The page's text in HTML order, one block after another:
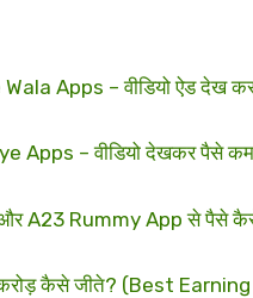
Apps – वीडियो ऐड देख
– वीडियो देखकर पैसे
A23 Rummy App से पैसे कैसे
कैसे जीते? (Best